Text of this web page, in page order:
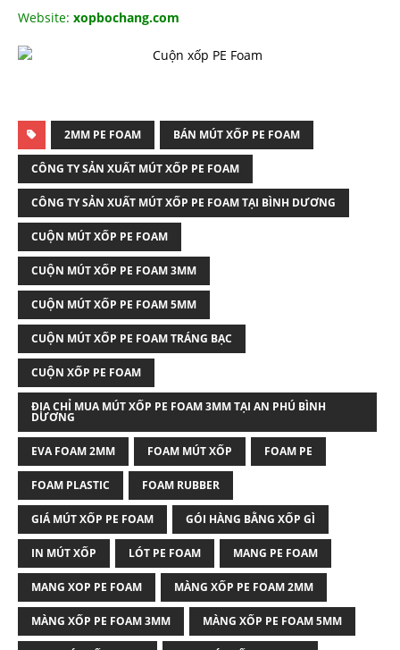
Website: xopbochang.com
2MM PE FOAM BÁN MÚT XỐP PE FOAM
CÔNG TY SẢN XUẤT MÚT XỐP PE FOAM
CÔNG TY SẢN XUẤT MÚT XỐP PE FOAM TẠI BÌNH DƯƠNG
CUỘN MÚT XỐP PE FOAM
CUỘN MÚT XỐP PE FOAM 3MM
CUỘN MÚT XỐP PE FOAM 5MM
CUỘN MÚT XỐP PE FOAM TRÁNG BẠC
CUỘN XỐP PE FOAM
ĐỊA CHỈ MUA MÚT XỐP PE FOAM 3MM TẠI AN PHÚ BÌNH
DƯƠNG
EVA FOAM 2MM FOAM MÚT XỐP FOAM PE
FOAM PLASTIC FOAM RUBBER
GIÁ MÚT XỐP PE FOAM GÓI HÀNG BẰNG XỐP GÌ
IN MÚT XỐP LÓT PE FOAM MANG PE FOAM
MANG XOP PE FOAM MÀNG XỐP PE FOAM 2MM
MÀNG XỐP PE FOAM 3MM MÀNG XỐP PE FOAM 5MM